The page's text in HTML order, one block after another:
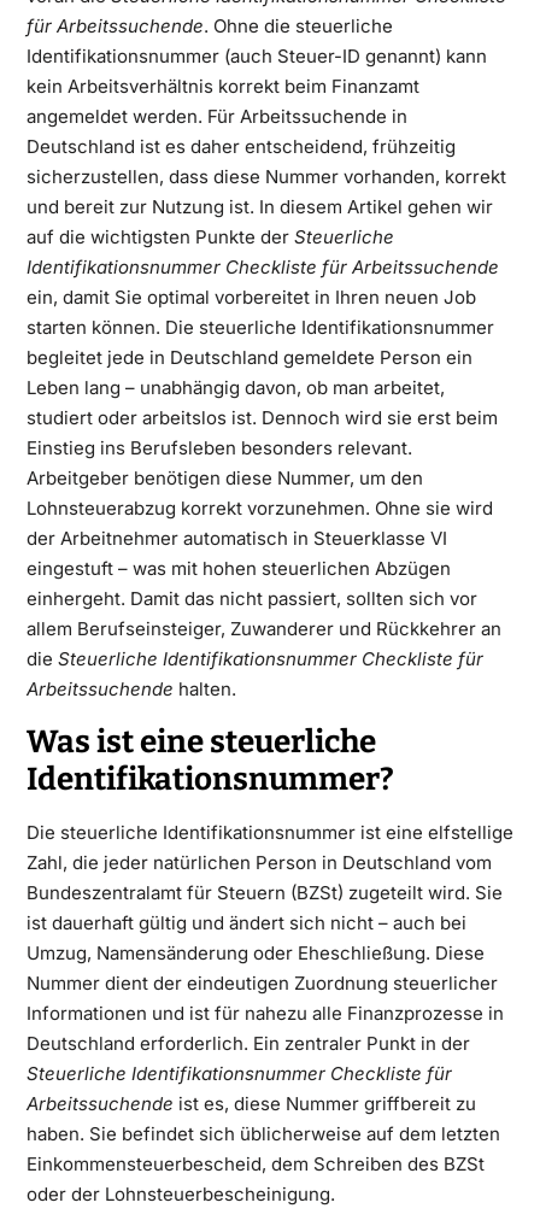
für Arbeitssuchende. Ohne die steuerliche
Identifikationsnummer (auch Steuer-ID genannt) kann
kein Arbeitsverhältnis korrekt beim Finanzamt
angemeldet werden. Für Arbeitssuchende in
Deutschland ist es daher entscheidend, frühzeitig
sicherzustellen, dass diese Nummer vorhanden, korrekt
und bereit zur Nutzung ist. In diesem Artikel gehen wir
auf die wichtigsten Punkte der Steuerliche
Identifikationsnummer Checkliste für Arbeitssuchende
ein, damit Sie optimal vorbereitet in Ihren neuen Job
starten können. Die steuerliche Identifikationsnummer
begleitet jede in Deutschland gemeldete Person ein
Leben lang – unabhängig davon, ob man arbeitet,
studiert oder arbeitslos ist. Dennoch wird sie erst beim
Einstieg ins Berufsleben besonders relevant.
Arbeitgeber benötigen diese Nummer, um den
Lohnsteuerabzug korrekt vorzunehmen. Ohne sie wird
der Arbeitnehmer automatisch in Steuerklasse VI
eingestuft – was mit hohen steuerlichen Abzügen
einhergeht. Damit das nicht passiert, sollten sich vor
allem Berufseinsteiger, Zuwanderer und Rückkehrer an
die Steuerliche Identifikationsnummer Checkliste für
Arbeitssuchende halten.
Was ist eine steuerliche
Identifikationsnummer?
Die steuerliche Identifikationsnummer ist eine elfstellige
Zahl, die jeder natürlichen Person in Deutschland vom
Bundeszentralamt für Steuern (BZSt) zugeteilt wird. Sie
ist dauerhaft gültig und ändert sich nicht – auch bei
Umzug, Namensänderung oder Eheschließung. Diese
Nummer dient der eindeutigen Zuordnung steuerlicher
Informationen und ist für nahezu alle Finanzprozesse in
Deutschland erforderlich. Ein zentraler Punkt in der
Steuerliche Identifikationsnummer Checkliste für
Arbeitssuchende ist es, diese Nummer griffbereit zu
haben. Sie befindet sich üblicherweise auf dem letzten
Einkommensteuerbescheid, dem Schreiben des BZSt
oder der Lohnsteuerbescheinigung.